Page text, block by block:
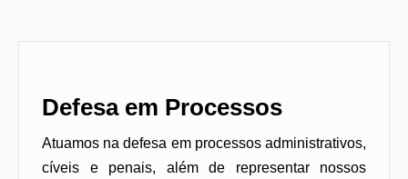
Defesa em Processos
Atuamos na defesa em processos administrativos,
cíveis e penais, além de representar nossos